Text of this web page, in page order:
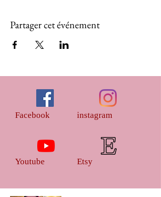
Partager cet événement
Facebook
Youtube
instagram
Etsy